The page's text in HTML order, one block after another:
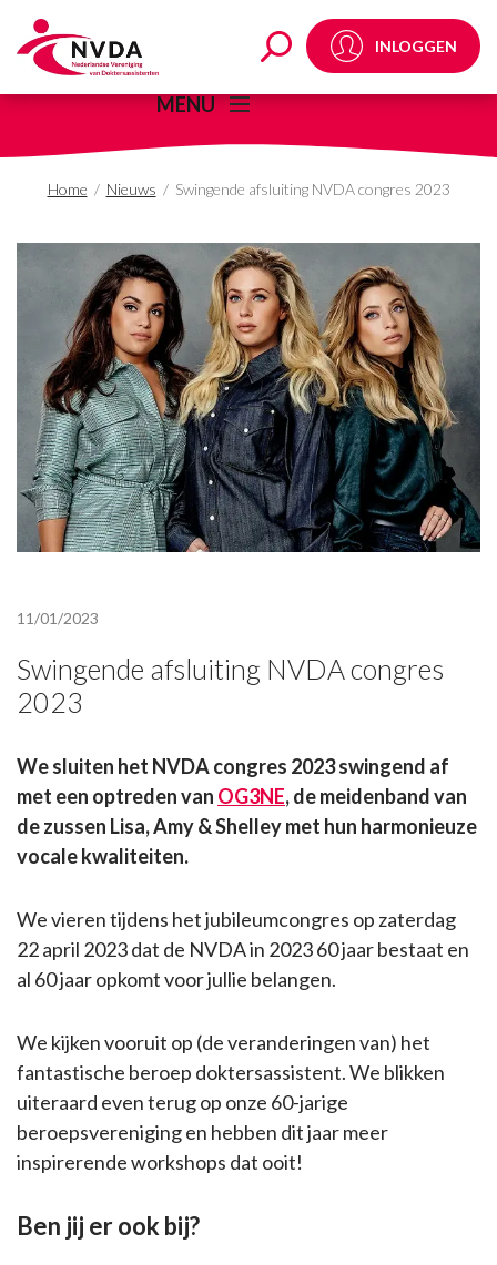
Swingende afsluiting
INLOGGEN
MENU
Home / Nieuws / Swingende afsluiting NVDA congres 2023
11/01/2023
Swingende afsluiting NVDA congres
2023
We sluiten het NVDA congres 2023 swingend af
met een optreden van OG3NE, de meidenband van
de zussen Lisa, Amy & Shelley met hun harmonieuze
vocale kwaliteiten.
We vieren tijdens het jubileumcongres op zaterdag
22 april 2023 dat de NVDA in 2023 60 jaar bestaat en
al 60 jaar opkomt voor jullie belangen.
We kijken vooruit op (de veranderingen van) het
fantastische beroep doktersassistent. We blikken
uiteraard even terug op onze 60-jarige
beroepsvereniging en hebben dit jaar meer
inspirerende workshops dat ooit!
Ben jij er ook bij?